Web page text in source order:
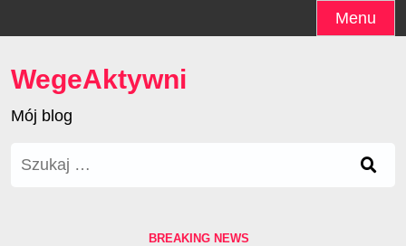
to
Menu
WegeAktywni
Mój blog
Szukaj:
BREAKING NEWS